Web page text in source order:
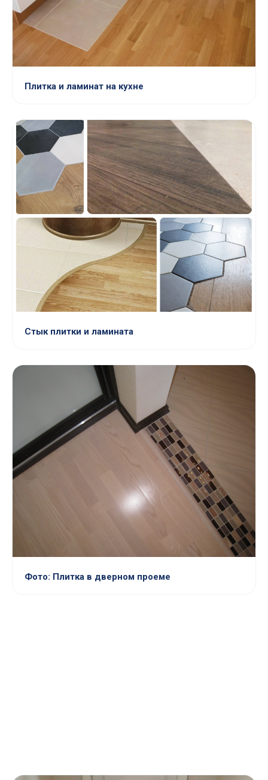
Плитка и ламинат на кухне
Стык плитки и ламината
Фото: Плитка в дверном проеме